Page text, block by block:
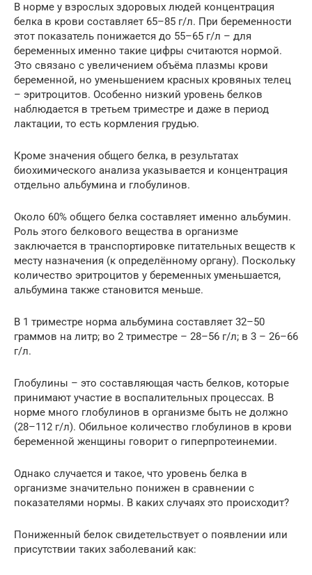
В норме у взрослых здоровых людей концентрация
белка в крови составляет 65–85 г/л. При беременности
этот показатель понижается до 55–65 г/л – для
беременных именно такие цифры считаются нормой.
Это связано с увеличением объёма плазмы крови
беременной, но уменьшением красных кровяных телец
– эритроцитов. Особенно низкий уровень белков
наблюдается в третьем триместре и даже в период
лактации, то есть кормления грудью.
Кроме значения общего белка, в результатах
биохимического анализа указывается и концентрация
отдельно альбумина и глобулинов.
Около 60% общего белка составляет именно альбумин.
Роль этого белкового вещества в организме
заключается в транспортировке питательных веществ к
месту назначения (к определённому органу). Поскольку
количество эритроцитов у беременных уменьшается,
альбумина также становится меньше.
В 1 триместре норма альбумина составляет 32–50
граммов на литр; во 2 триместре – 28–56 г/л; в 3 – 26–66
г/л.
Глобулины – это составляющая часть белков, которые
принимают участие в воспалительных процессах. В
норме много глобулинов в организме быть не должно
(28–112 г/л). Обильное количество глобулинов в крови
беременной женщины говорит о гиперпротеинемии.
Однако случается и такое, что уровень белка в
организме значительно понижен в сравнении с
показателями нормы. В каких случаях это происходит?
Пониженный белок свидетельствует о появлении или
присутствии таких заболеваний как: